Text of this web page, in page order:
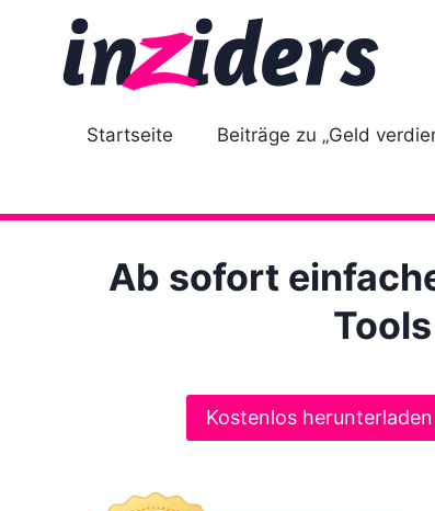
l
Startseite Beiträge zu „Geld
Ab sofort
Kostenlos herunterladen